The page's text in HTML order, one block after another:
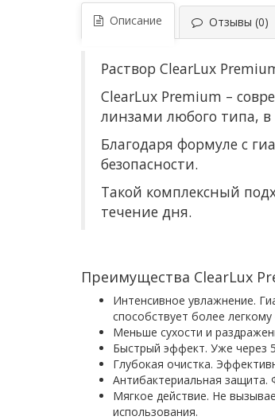
Описание Отзывы (0)
Раствор ClearLux
ClearLux Premium –
линзами любого типа,
Благодаря формуле с
безопасности.
Такой комплексный
течение дня.
Преимущества ClearLux
Интенсивное увлажнение.
способствует более
Меньше сухости и
Быстрый эффект. Уже через
Глубокая очистка.
Антибактериальная защита.
Мягкое действие. Не
использования.